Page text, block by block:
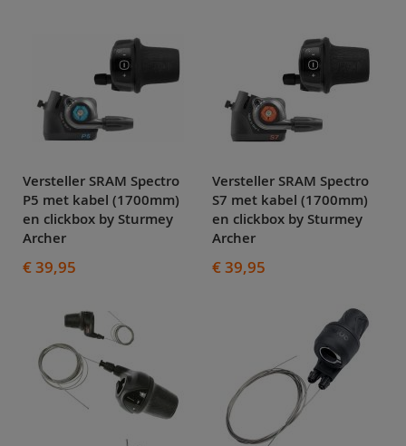
Versteller SRAM Spectro
P5 met kabel (1700mm)
en clickbox by Sturmey
Archer
€ 39,95
Versteller SRAM Spectro
S7 met kabel (1700mm)
en clickbox by Sturmey
Archer
€ 39,95